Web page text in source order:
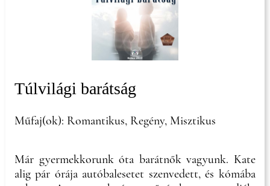
Túlvilági barátság
Műfaj(ok): Romantikus, Regény, Misztikus
Már gyermekkorunk óta barátnők vagyunk. Kate
alig pár órája autóbalesetet szenvedett, és kómába